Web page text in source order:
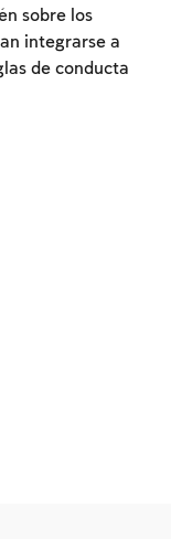
sobre los
integrarse a
de conducta